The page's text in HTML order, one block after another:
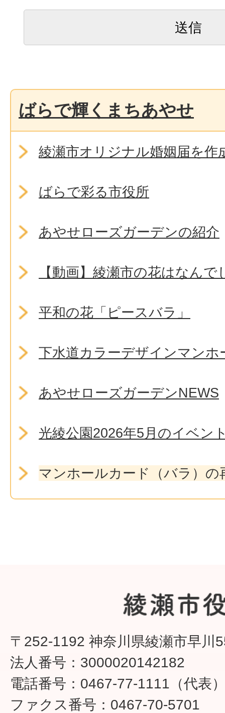
ばらで輝くまちあやせ
綾瀬市オリジナル婚姻届を作
ばらで彩る市役所
あやせローズガーデンの紹介
【動画】綾瀬市の花はなんで
平和の花「ピースバラ」
下水道カラーデザインマンホ
あやせローズガーデンNEWS
光綾公園2026年5月のイベン
マンホールカード（バラ）の
〒252-1192 神奈川県綾瀬市早川
法人番号：3000020142182
電話番号：0467-77-1111（代表
ファクス番号：0467-70-5701